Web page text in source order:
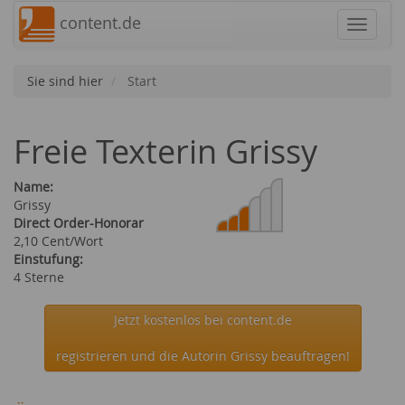
content.de
Sie sind hier Start
Freie Texterin Grissy
Name:
Grissy
Direct Order-Honorar
2,10 Cent/Wort
Einstufung:
4 Sterne
Jetzt kostenlos bei content.de
registrieren und die Autorin Grissy beauftragen!